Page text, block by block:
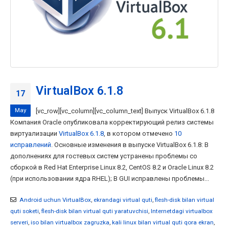
17
May
VirtualBox 6.1.8
[vc_row][vc_column][vc_column_text] Выпуск VirtualBox 6.1.8
Компания Oracle опубликовала корректирующий релиз системы
виртуализации VirtualBox 6.1.8, в котором отмечено 10
исправлений. Основные изменения в выпуске VirtualBox 6.1.8: В
дополнениях для гостевых систем устранены проблемы со
сборкой в Red Hat Enterprise Linux 8.2, CentOS 8.2 и Oracle Linux 8.2
(при использовании ядра RHEL); В GUI исправлены проблемы...
Android uchun VirtualBox, ekrandagi virtual quti, flesh-disk bilan virtual
quti soketi, flesh-disk bilan virtual quti yaratuvchisi, Internetdagi virtualbox
serveri, iso bilan virtualbox zagruzka, kali linux bilan virtual quti qora ekran,